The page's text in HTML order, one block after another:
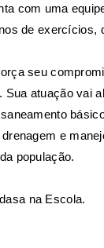
com uma
de
seu
atuação vai
e
população.
na Escola.